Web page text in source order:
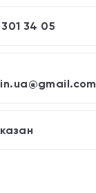
34 05